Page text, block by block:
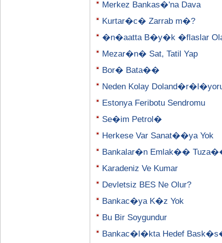
Merkez Bankas�'na Dava
Kurtar�c� Zarrab m�?
�n�aatta B�y�k �flaslar
Mezar�n� Sat, Tatil Yap
Bor� Bata��
Neden Kolay
Estonya Feribotu Sendromu
Se�im Petrol�
Herkese Var Sanat��ya Yok
Bankalar�n Emlak��
Karadeniz Ve Kumar
Devletsiz BES Ne Olur?
Bankac�ya K�z Yok
Bu Bir Soygundur
Bankac�l�kta Hedef